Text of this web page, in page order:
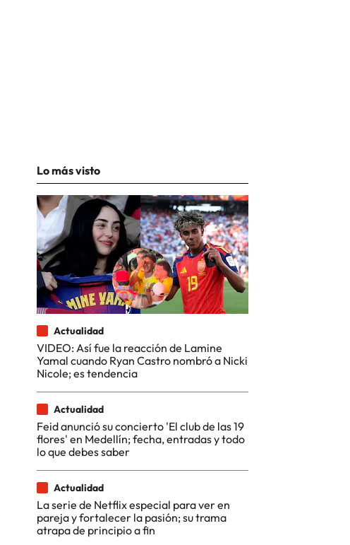
Lo más visto
Actualidad
VIDEO: Así fue la reacción de Lamine
Yamal cuando Ryan Castro nombró a Nicki
Nicole; es tendencia
Actualidad
Feid anunció su concierto 'El club de las 19
flores' en Medellín; fecha, entradas y todo
lo que debes saber
Actualidad
La serie de Netflix especial para ver en
pareja y fortalecer la pasión; su trama
atrapa de principio a fin